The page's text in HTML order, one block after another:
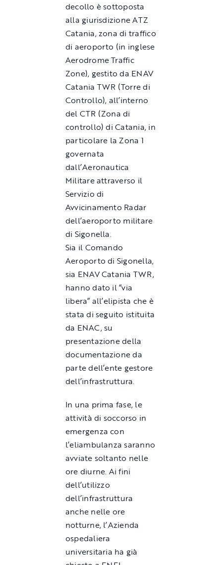
decollo è sottoposta
alla giurisdizione ATZ
Catania, zona di traffico
di aeroporto (in inglese
Aerodrome Traffic
Zone), gestito da ENAV
Catania TWR (Torre di
Controllo), all’interno
del CTR (Zona di
controllo) di Catania, in
particolare la Zona 1
governata
dall’Aeronautica
Militare attraverso il
Servizio di
Avvicinamento Radar
dell’aeroporto militare
di Sigonella.
Sia il Comando
Aeroporto di Sigonella,
sia ENAV Catania TWR,
hanno dato il “via
libera” all’elipista che è
stata di seguito istituita
da ENAC, su
presentazione della
documentazione da
parte dell’ente gestore
dell’infrastruttura.
In una prima fase, le
attività di soccorso in
emergenza con
l’eliambulanza saranno
avviate soltanto nelle
ore diurne. Ai fini
dell’utilizzo
dell’infrastruttura
anche nelle ore
notturne, l’Azienda
ospedaliera
universitaria ha già